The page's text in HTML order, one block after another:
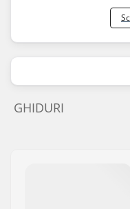
GHIDURI